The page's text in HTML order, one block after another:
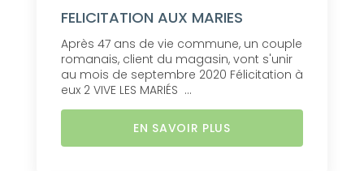
FELICITATION AUX MARIES
Après 47 ans de vie commune, un couple
romanais, client du magasin, vont s'unir
au mois de septembre 2020 Félicitation à
eux 2 VIVE LES MARIÉS ...
EN SAVOIR PLUS